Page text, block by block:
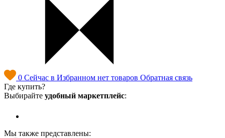
0 Сейчас в Избранном нет товаров Обратная связь
Где купить?
Выбирайте удобный маркетплейс:
Мы также представлены: